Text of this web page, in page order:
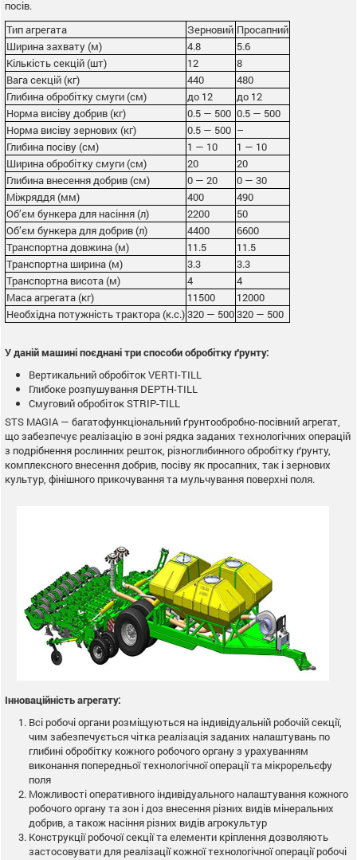
посів.
Тип агрегата
Зерновий Просапний
Ширина захвату (м)
4.8
5.6
Кількість секцій (шт)
12
8
Вага секцій (кг)
440
480
Глибина обробітку смуги (см)
до 12
до 12
Норма висіву добрив (кг)
0.5 — 500 0.5 — 500
Норма висіву зернових (кг)
0.5 — 500 –
Глибина посіву (см)
1 — 10
1 — 10
Ширина обробітку смуги (см)
20
20
Глибина внесення добрив (см)
0 — 20
0 — 30
Міжряддя (мм)
400
490
Об’єм бункера для насіння (л)
2200
50
Об’єм бункера для добрив (л)
4400
6600
Транспортна довжина (м)
11.5
11.5
Транспортна ширина (м)
3.3
3.3
Транспортна висота (м)
4
4
Маса агрегата (кг)
11500
12000
Необхідна потужність трактора (к.с.)320 — 500320 — 500
У даній машині поєднані три способи обробітку ґрунту:
Вертикальний обробіток VERTI-TILL
Глибоке розпушування DEPTH-TILL
Смуговий обробіток STRIP-TILL
STS MAGIA — багатофункціональний ґрунтообробно-посівний агрегат,
що забезпечує реалізацію в зоні рядка заданих технологічних операцій
з подрібнення рослинних решток, різноглибинного обробітку ґрунту,
комплексного внесення добрив, посіву як просапних, так і зернових
культур, фінішного прикочування та мульчування поверхні поля.
Інноваційність агрегату:
Всі робочі органи розміщуються на індивідуальній робочій секції,
чим забезпечується чітка реалізація заданих налаштувань по
глибині обробітку кожного робочого органу з урахуванням
виконання попередньої технологічної операції та мікрорельєфу
поля
Можливості оперативного індивідуального налаштування кожного
робочого органу та зон і доз внесення різних видів мінеральних
добрив, а також насіння різних видів агрокультур
Конструкції робочої секції та елементи кріплення дозволяють
застосовувати для реалізації кожної технологічної операції робочі